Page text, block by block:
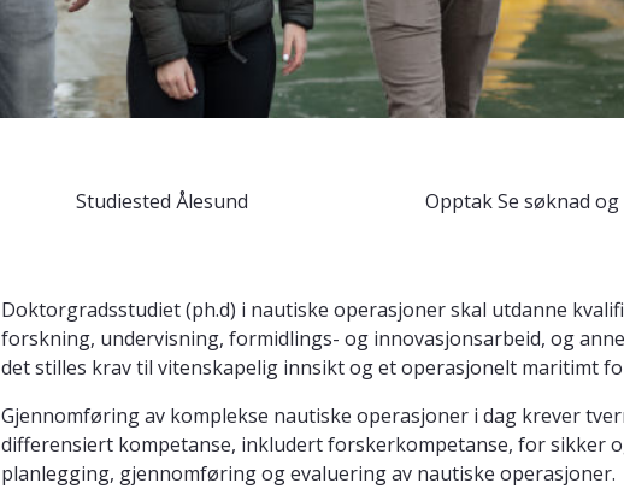
Studiested Ålesund OpptakSe søknad
Doktorgradsstudiet (ph.d) i nautiske operasjoner skal utdanne
forskning, undervisning, formidlings- og innovasjonsarbeid, og
det stilles krav til vitenskapelig innsikt og et operasjonelt maritimt
Gjennomføring av komplekse nautiske operasjoner i dag krever
differensiert kompetanse, inkludert forskerkompetanse, for sikker
planlegging, gjennomføring og evaluering av nautiske operasjoner.